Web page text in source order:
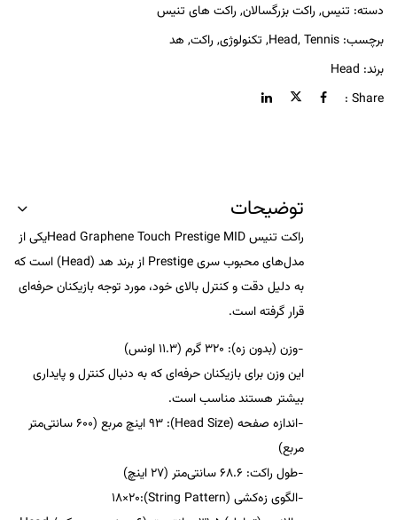
دسته: تنیس, راکت بزرگسالان, راکت های تنیس
برچسب:
Head,Tennis
, تکنولوژی, راکت, هد
برند: Head
Share :
توضیحات
راکت تنیس Head Graphene Touch Prestige MIDیکی از
مدل‌های محبوب سری Prestige از برند هد (Head) است که
به دلیل دقت و کنترل بالای خود، مورد توجه بازیکنان حرفه‌ای
قرار گرفته است.
-وزن (بدون زه): 320 گرم (11.3 اونس)
این وزن برای بازیکنان حرفه‌ای که به دنبال کنترل و پایداری
بیشتر هستند مناسب است.
-اندازه صفحه (Head Size): 93 اینچ مربع (600 سانتی‌متر
مربع)
-طول راکت: 68.6 سانتی‌متر (27 اینچ)
-الگوی زه‌کشی (String Pattern):18×20